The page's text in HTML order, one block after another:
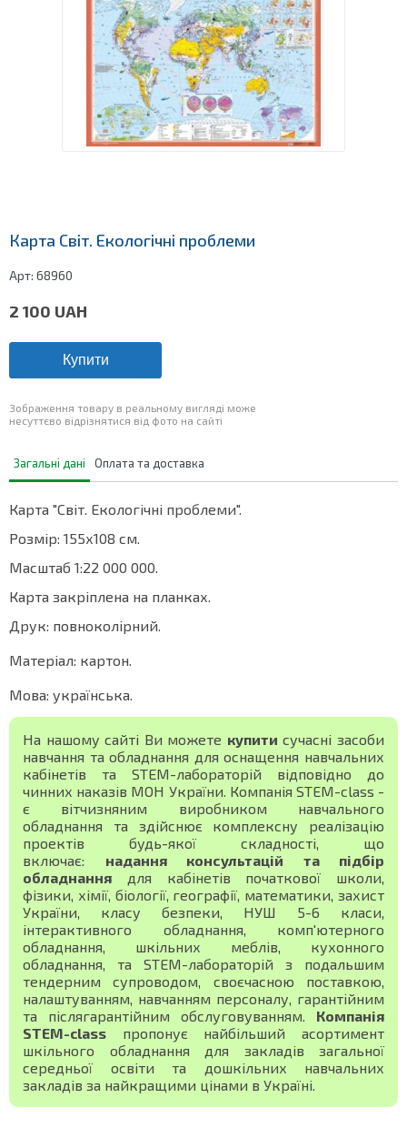
Карта Світ. Екологічні проблеми
Арт: 68960
2 100 UAH
Купити
Зображення товару в реальному вигляді може
несуттєво відрізнятися від фото на сайті
Загальні дані Оплата та доставка
Карта "Світ. Екологічні проблеми".
Розмір: 155х108 см.
Масштаб 1:22 000 000.
Карта закріплена на планках.
Друк: повноколірний.
Матеріал: картон.
Мова: українська.
На нашому сайті Ви можете купити сучасні засоби
навчання та обладнання для оснащення навчальних
кабінетів та STEM-лабораторій відповідно до
чинних наказів МОН України. Компанія STEM-class -
є вітчизняним виробником навчального
обладнання та здійснює комплексну реалізацію
проектів будь-якої складності, що
включає: надання консультацій та підбір
обладнання для кабінетів початкової школи,
фізики, хімії, біології, географії, математики, захист
України, класу безпеки, НУШ 5-6 класи,
інтерактивного обладнання, комп'ютерного
обладнання, шкільних меблів, кухонного
обладнання, та STEM-лабораторій з подальшим
тендерним супроводом, своєчасною поставкою,
налаштуванням, навчанням персоналу, гарантійним
та післягарантійним обслуговуванням. Компанія
STEM-class пропонує найбільший асортимент
шкільного обладнання для закладів загальної
середньої освіти та дошкільних навчальних
закладів за найкращими цінами в Україні.